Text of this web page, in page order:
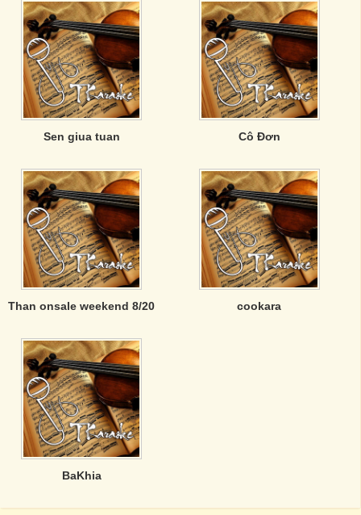
Sen giua tuan Cô Đơn
Than onsale weekend 8/20 cookara
BaKhia